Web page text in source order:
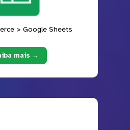
> Google Sheets
mais →